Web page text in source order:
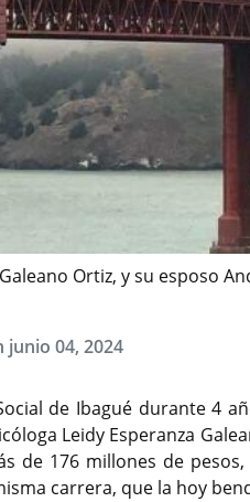
Ortiz, y su esposo
junio 04, 2024
de Ibagué durante 4
Leidy Esperanza
de 176 millones de
carrera, que la hoy